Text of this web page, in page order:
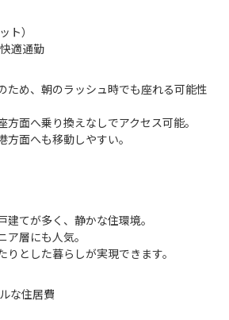
ト）
適通勤
ため、朝のラッシュ時でも座れる可能性
方面へ乗り換えなしでアクセス可能。
方面へも移動しやすい。
建てが多く、静かな住環境。
ア層にも人気。
りとした暮らしが実現できます。
な住居費